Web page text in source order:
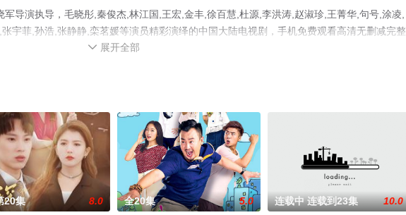
导演执导，毛晓彤,秦俊杰,林江国,王宏,金丰,徐百慧,杜源,李洪涛,赵淑珍,王菁华,句号,涂凌,
宇菲,孙浩,张静静,栾茗媛等演员精彩演绎的中国大陆电视剧，手机免费观看高清无删减完整
可移步至豆瓣电视剧、电视猫或剧情网等平台了解。
 展开全部
20集 8.0 全20集 5.0 连载中 连载到23集 10.0